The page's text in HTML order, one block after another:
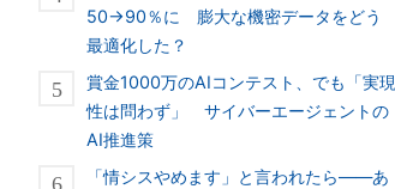
50→90％に 膨大な機密データをどう
最適化した？
賞金1000万のAIコンテスト、でも「実現
性は問わず」 サイバーエージェントの
AI推進策
「情シスやめます」と言われたら――あ